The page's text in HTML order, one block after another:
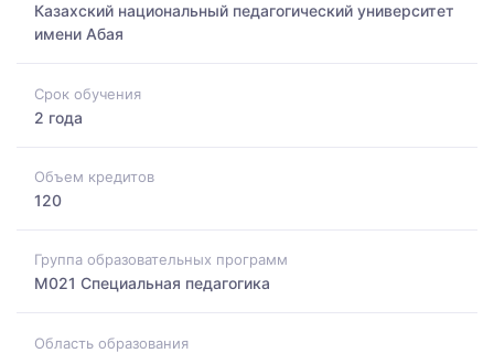
Казахский национальный педагогический университет
имени Абая
Срок обучения
2 года
Объем кредитов
120
Группа образовательных программ
M021 Специальная педагогика
Область образования